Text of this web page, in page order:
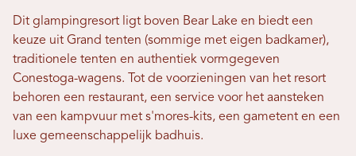
Dit glampingresort ligt boven Bear Lake en biedt een
keuze uit Grand tenten (sommige met eigen badkamer),
traditionele tenten en authentiek vormgegeven
Conestoga-wagens. Tot de voorzieningen van het resort
behoren een restaurant, een service voor het aansteken
van een kampvuur met s'mores-kits, een gametent en een
luxe gemeenschappelijk badhuis.